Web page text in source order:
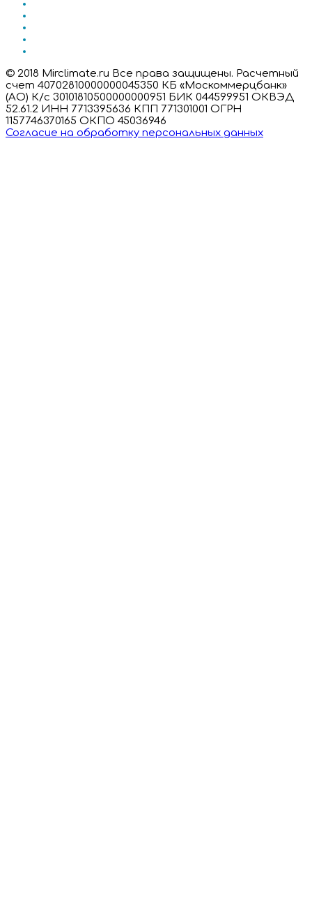
© 2018 Mirclimate.ru Все права защищены. Расчетный
счет 40702810000000045350 КБ «Москоммерцбанк»
(АО) К/с 30101810500000000951 БИК 044599951 ОКВЭД
52.61.2 ИНН 7713395636 КПП 771301001 ОГРН
1157746370165 ОКПО 45036946
Согласие на обработку персональных данных